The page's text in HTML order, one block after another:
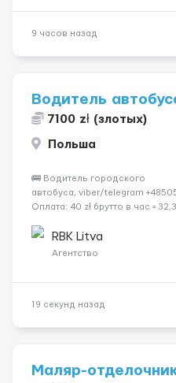
9 часов назад
Водитель
7100 zł (злотых)
Польша
🚌 Водитель городского
автобуса, viber/telegram
Оплата: 40 zł брутто в час =
Далее - 450 zł/месяц или +1 zł к
жильё ...
RBK Litva
Агентство
19 секунд назад
Маляр-